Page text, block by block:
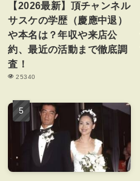
【2026最新】頂チャンネル
サスケの学歴（慶應中退）
や本名は？年収や来店公
約、最近の活動まで徹底調
査！
25340